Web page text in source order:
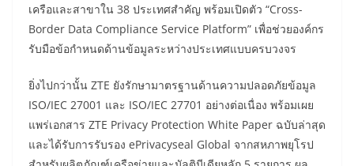
เครือและสาขาใน 38 ประเทศสำคัญ พร้อมเปิดตัว “Cross-
Border Data Compliance Service Platform” เพื่อช่วยองค์กร
รับมือข้อกำหนดด้านข้อมูลระหว่างประเทศแบบครบวงจร
ยิ่งไปกว่านั้น ZTE ยังรักษามาตรฐานด้านความปลอดภัยข้อมูล
ISO/IEC 27001 และ ISO/IEC 27701 อย่างต่อเนื่อง พร้อมเผย
แพร่เอกสาร ZTE Privacy Protection White Paper ฉบับล่าสุด
และได้รับการรับรอง ePrivacyseal Global จากสหภาพยุโรป